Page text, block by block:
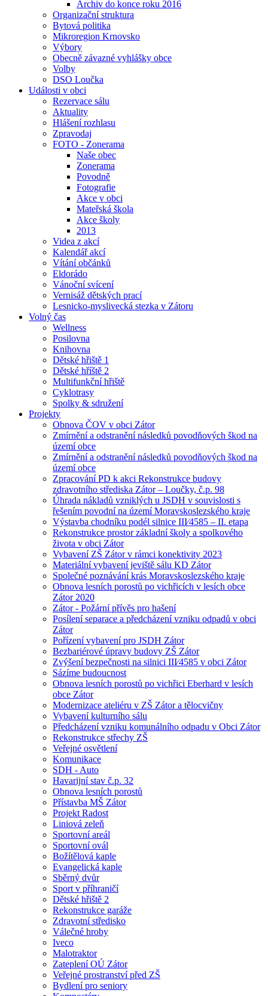
Archiv do konce roku 2016
Organizační struktura
Bytová politika
Mikroregion Krnovsko
Výbory
Obecně závazné vyhlášky obce
Volby
DSO Loučka
Události v obci
Rezervace sálu
Aktuality
Hlášení rozhlasu
Zpravodaj
FOTO - Zonerama
Naše obec
Zonerama
Povodně
Fotografie
Akce v obci
Mateřská škola
Akce školy
2013
Videa z akcí
Kalendář akcí
Vítání občánků
Eldorádo
Vánoční svícení
Vernisáž dětských prací
Lesnicko-myslivecká stezka v Zátoru
Volný čas
Wellness
Posilovna
Knihovna
Dětské hřiště 1
Dětské hříště 2
Multifunkční hřiště
Cyklotrasy
Spolky & sdružení
Projekty
Obnova ČOV v obci Zátor
Zmírnění a odstranění následků povodňových škod na
území obce
Zmírnění a odstranění následků povodňových škod na
území obce
Zpracování PD k akci Rekonstrukce budovy
zdravotního střediska Zátor – Loučky, č.p. 98
Úhrada nákladů vzniklých u JSDH v souvislosti s
řešením povodní na území Moravskoslezského kraje
Výstavba chodníku podél silnice III⁄4585 – II. etapa
Rekonstrukce prostor základní školy a spolkového
života v obci Zátor
Vybavení ZŠ Zátor v rámci konektivity 2023
Materiální vybavení jeviště sálu KD Zátor
Společné poznávání krás Moravskoslezského kraje
Obnova lesních porostů po vichřicích v lesích obce
Zátor 2020
Zátor - Požární přívěs pro hašení
Posílení separace a předcházení vzniku odpadů v obci
Zátor
Pořízení vybavení pro JSDH Zátor
Bezbariérové úpravy budovy ZŠ Zátor
Zvýšení bezpečnosti na silnici III⁄4585 v obci Zátor
Sázíme budoucnost
Obnova lesních porostů po vichřici Eberhard v lesích
obce Zátor
Modernizace ateliéru v ZŠ Zátor a tělocvičny
Vybavení kulturního sálu
Předcházení vzniku komunálního odpadu v Obci Zátor
Rekonstrukce střechy ZŠ
Veřejné osvětlení
Komunikace
SDH - Auto
Havarijní stav č.p. 32
Obnova lesních porostů
Přístavba MŠ Zátor
Projekt Radost
Liniová zeleň
Sportovní areál
Sportovní ovál
Božítělová kaple
Evangelická kaple
Sběrný dvůr
Sport v příhraničí
Dětské hřiště 2
Rekonstrukce garáže
Zdravotní středisko
Válečné hroby
Iveco
Malotraktor
Zateplení OÚ Zátor
Veřejné prostranství před ZŠ
Bydlení pro seniory